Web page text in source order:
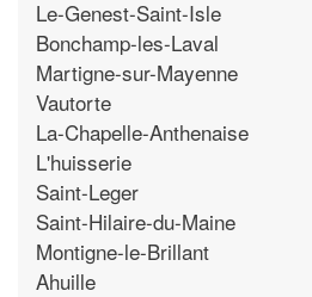
Le-Genest-Saint-Isle
Bonchamp-les-Laval
Martigne-sur-Mayenne
Vautorte
La-Chapelle-Anthenaise
L'huisserie
Saint-Leger
Saint-Hilaire-du-Maine
Montigne-le-Brillant
Ahuille